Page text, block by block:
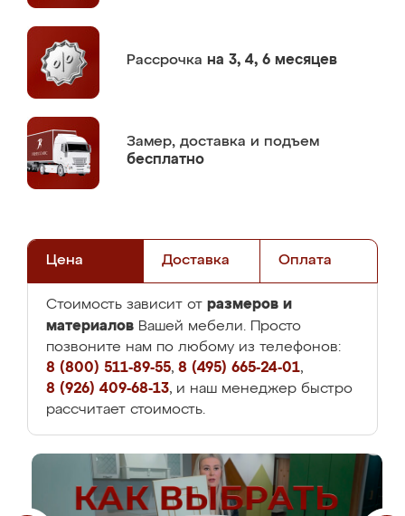
Рассрочка на 3, 4, 6 месяцев
Замер, доставка и подъем
бесплатно
Цена Доставка Оплата
Стоимость зависит от размеров и
материалов Вашей мебели. Просто
позвоните нам по любому из телефонов:
8 (800) 511-89-55, 8 (495) 665-24-01,
8 (926) 409-68-13, и наш менеджер быстро
рассчитает стоимость.